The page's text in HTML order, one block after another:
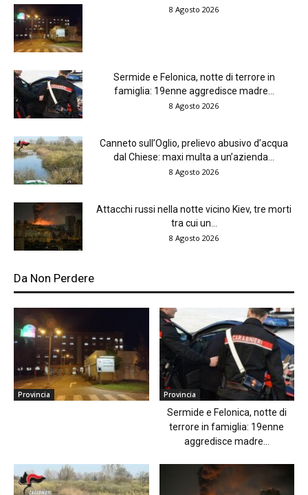
8 Agosto 2026
Sermide e Felonica, notte di terrore in
famiglia: 19enne aggredisce madre...
8 Agosto 2026
Canneto sull’Oglio, prelievo abusivo d’acqua
dal Chiese: maxi multa a un’azienda...
8 Agosto 2026
Attacchi russi nella notte vicino Kiev, tre morti
tra cui un...
8 Agosto 2026
Da Non Perdere
Provincia Provincia
Sermide e Felonica, notte di
terrore in famiglia: 19enne
aggredisce madre...